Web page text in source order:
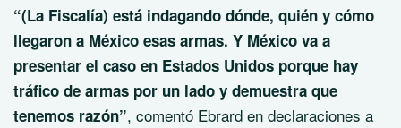
“(La Fiscalía) está indagando dónde, quién y cómo
llegaron a México esas armas. Y México va a
presentar el caso en Estados Unidos porque hay
tráfico de armas por un lado y demuestra que
tenemos razón”, comentó Ebrard en declaraciones a